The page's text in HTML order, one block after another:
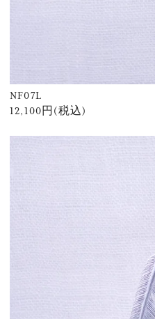
NF07L
12,100円(税込)